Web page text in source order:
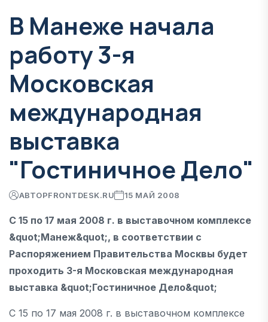
В Манеже начала
работу 3-я
Московская
международная
выставка
"Гостиничное Дело"
АВТОРFRONTDESK.RU 15 МАЙ 2008
С 15 по 17 мая 2008 г. в выставочном комплексе
&quot;Манеж&quot;, в соответствии с
Распоряжением Правительства Москвы будет
проходить 3-я Московская международная
выставка &quot;Гостиничное Дело&quot;
С 15 по 17 мая 2008 г. в выставочном комплексе